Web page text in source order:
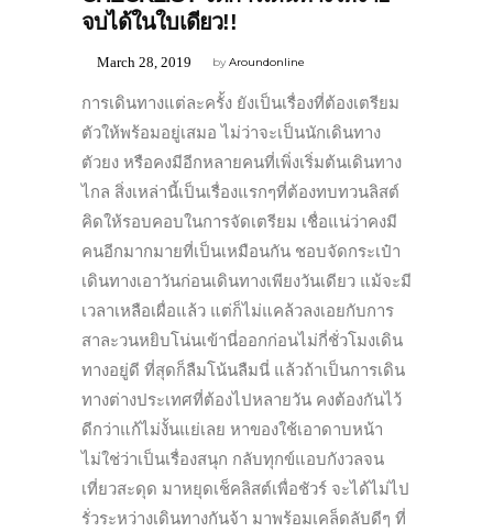
จบได้ในใบเดียว!!
byAroundonline
March 28, 2019
การเดินทางแต่ละครั้ง ยังเป็นเรื่องที่ต้องเตรียม
ตัวให้พร้อมอยู่เสมอ ไม่ว่าจะเป็นนักเดินทาง
ตัวยง หรือคงมีอีกหลายคนที่เพิ่งเริ่มต้นเดินทาง
ไกล สิ่งเหล่านี้เป็นเรื่องแรกๆที่ต้องทบทวนลิสต์
คิดให้รอบคอบในการจัดเตรียม เชื่อแน่ว่าคงมี
คนอีกมากมายที่เป็นเหมือนกัน ชอบจัดกระเป๋า
เดินทางเอาวันก่อนเดินทางเพียงวันเดียว แม้จะมี
เวลาเหลือเผื่อแล้ว แต่ก็ไม่แคล้วลงเอยกับการ
สาละวนหยิบโน่นเข้านี่ออกก่อนไม่กี่ชั่วโมงเดิน
ทางอยู่ดี ที่สุดก็ลืมโน้นลืมนี่ แล้วถ้าเป็นการเดิน
ทางต่างประเทศที่ต้องไปหลายวัน คงต้องกันไว้
ดีกว่าแก้ไม่งั้นแย่เลย หาของใช้เอาดาบหน้า
ไม่ใช่ว่าเป็นเรื่องสนุก กลับทุกข์แอบกังวลจน
เที่ยวสะดุด มาหยุดเช็คลิสต์เพื่อชัวร์ จะได้ไม่ไป
รั่วระหว่างเดินทางกันจ้า มาพร้อมเคล็ดลับดีๆ ที่